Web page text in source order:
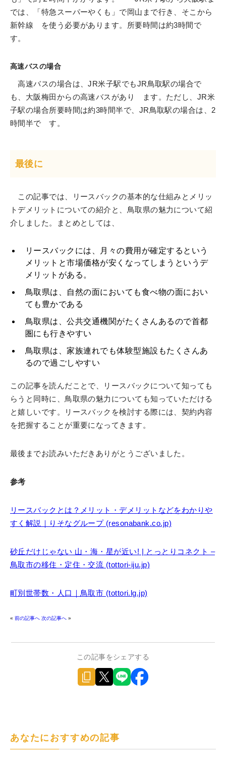
では、「特急スーパーやくも」で岡山まで行き、そこから
新幹線 を使う必要があります。所要時間は約3時間で
す。
高速バスの場合
高速バスの場合は、JR米子駅でもJR鳥取駅の場合で
も、大阪梅田からの高速バスがあり ます。ただし、JR米
子駅の場合所要時間は約3時間半で、JR鳥取駅の場合は、2
時間半で す。
最後に
この記事では、リースバックの基本的な仕組みとメリッ
トデメリットについての紹介と、鳥取県の魅力について紹
介しました。まとめとしては、
リースバックには、月々の費用が確定するという
メリットと市場価格が安くなってしまうというデ
メリットがある。
鳥取県は、自然の面においても食べ物の面におい
ても豊かである
鳥取県は、公共交通機関がたくさんあるので首都
圏にも行きやすい
鳥取県は、家族連れでも体験型施設もたくさんあ
るので過ごしやすい
この記事を読んだことで、リースバックについて知っても
らうと同時に、鳥取県の魅力についても知っていただける
と嬉しいです。リースバックを検討する際には、契約内容
を把握することが重要になってきます。
最後までお読みいただきありがとうございました。
参考
リースバックとは？メリット・デメリットなどをわかりや
すく解説｜りそなグループ (resonabank.co.jp)
砂丘だけじゃない 山・海・星が近い! | とっとりコネクト –
鳥取市の移住・定住・交流 (tottori-iju.jp)
町別世帯数・人口｜鳥取市 (tottori.lg.jp)
« 前の記事へ 次の記事へ »
この記事をシェアする
あなたにおすすめの記事